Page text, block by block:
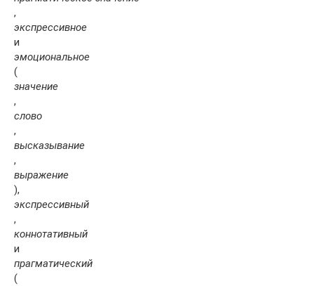
,
экспрессивное
и
эмоциональное
(
значение
,
слово
,
высказывание
,
выражение
),
экспрессивный
,
коннотативный
и
прагматический
(